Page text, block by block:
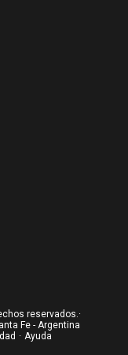
reservados.·
Fe - Argentina
· Ayuda